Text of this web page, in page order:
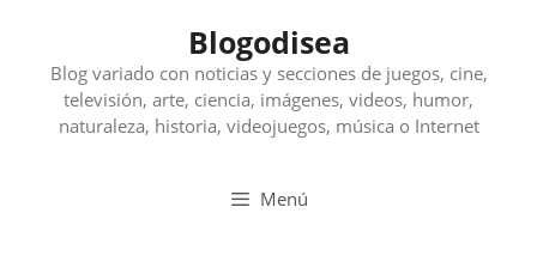
contenido
Blogodisea
Blog variado con noticias y secciones de juegos, cine,
televisión, arte, ciencia, imágenes, videos, humor,
naturaleza, historia, videojuegos, música o Internet
Menú